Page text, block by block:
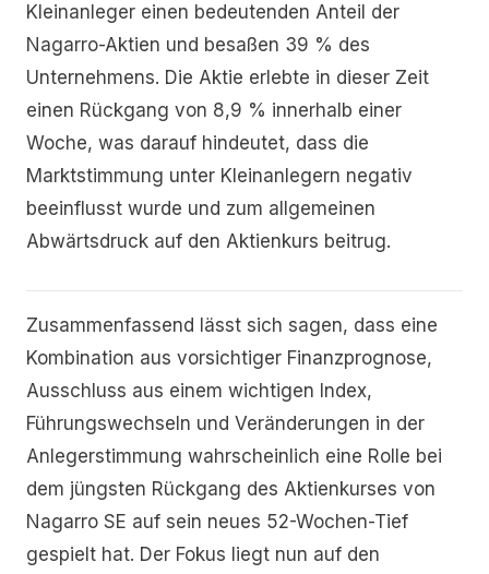
Kleinanleger einen bedeutenden Anteil der
Nagarro-Aktien und besaßen 39 % des
Unternehmens. Die Aktie erlebte in dieser Zeit
einen Rückgang von 8,9 % innerhalb einer
Woche, was darauf hindeutet, dass die
Marktstimmung unter Kleinanlegern negativ
beeinflusst wurde und zum allgemeinen
Abwärtsdruck auf den Aktienkurs beitrug.
Zusammenfassend lässt sich sagen, dass eine
Kombination aus vorsichtiger Finanzprognose,
Ausschluss aus einem wichtigen Index,
Führungswechseln und Veränderungen in der
Anlegerstimmung wahrscheinlich eine Rolle bei
dem jüngsten Rückgang des Aktienkurses von
Nagarro SE auf sein neues 52-Wochen-Tief
gespielt hat. Der Fokus liegt nun auf den